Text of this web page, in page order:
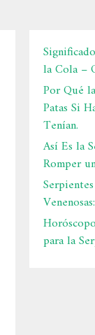
la Cola –
Por Qué
Patas Si
Tenían.
Así Es la
Romper
para la